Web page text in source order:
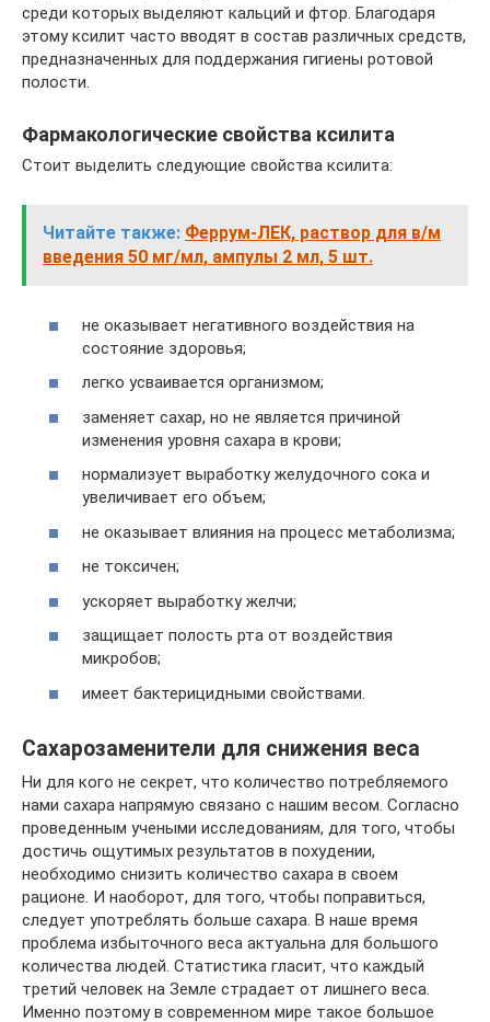
среди которых выделяют кальций и фтор. Благодаря
этому ксилит часто вводят в состав различных средств,
предназначенных для поддержания гигиены ротовой
полости.
Фармакологические свойства ксилита
Стоит выделить следующие свойства ксилита:
Читайте также: Феррум-ЛЕК, раствор для в/м
введения 50 мг/мл, ампулы 2 мл, 5 шт.
не оказывает негативного воздействия на
состояние здоровья;
легко усваивается организмом;
заменяет сахар, но не является причиной
изменения уровня сахара в крови;
нормализует выработку желудочного сока и
увеличивает его объем;
не оказывает влияния на процесс метаболизма;
не токсичен;
ускоряет выработку желчи;
защищает полость рта от воздействия
микробов;
имеет бактерицидными свойствами.
Сахарозаменители для снижения веса
Ни для кого не секрет, что количество потребляемого
нами сахара напрямую связано с нашим весом. Согласно
проведенным учеными исследованиям, для того, чтобы
достичь ощутимых результатов в похудении,
необходимо снизить количество сахара в своем
рационе. И наоборот, для того, чтобы поправиться,
следует употреблять больше сахара. В наше время
проблема избыточного веса актуальна для большого
количества людей. Статистика гласит, что каждый
третий человек на Земле страдает от лишнего веса.
Именно поэтому в современном мире такое большое